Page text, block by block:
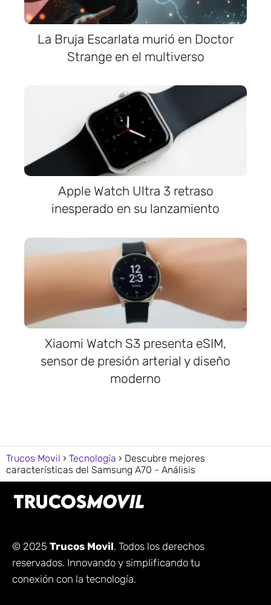
La Bruja Escarlata murió en Doctor
Strange en el multiverso
Apple Watch Ultra 3 retraso
inesperado en su lanzamiento
Xiaomi Watch S3 presenta eSIM,
sensor de presión arterial y diseño
moderno
Trucos Movil Tecnología
Descubre mejores
características del Samsung A70 - Análisis
© 2025 Trucos Movil. Todos los derechos
reservados. Innovando y simplificando tu
conexión con la tecnología.